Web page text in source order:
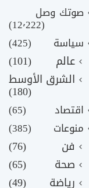
صوتك وصل
(12٬222)
سياسة
(425)
عالم
(101)
الشرق الأوسط
(180)
اقتصاد
(65)
منوعات
(385)
فن
(76)
صحة
(65)
رياضة
(49)